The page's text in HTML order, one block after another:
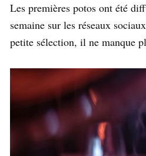
Les premières potos ont été
semaine sur les réseaux
petite sélection, il ne manque